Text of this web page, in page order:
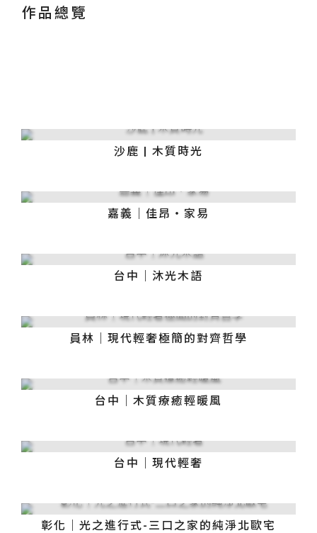
作品總覽
沙鹿 | 木質時光
嘉義｜佳昂・家易
台中｜沐光木語
員林｜現代輕奢極簡的對齊哲學
台中｜木質療癒輕暖風
台中｜現代輕奢
彰化｜光之進行式-三口之家的純淨北歐宅